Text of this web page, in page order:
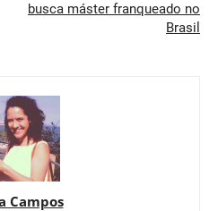
busca máster franqueado no
Brasil
Campos